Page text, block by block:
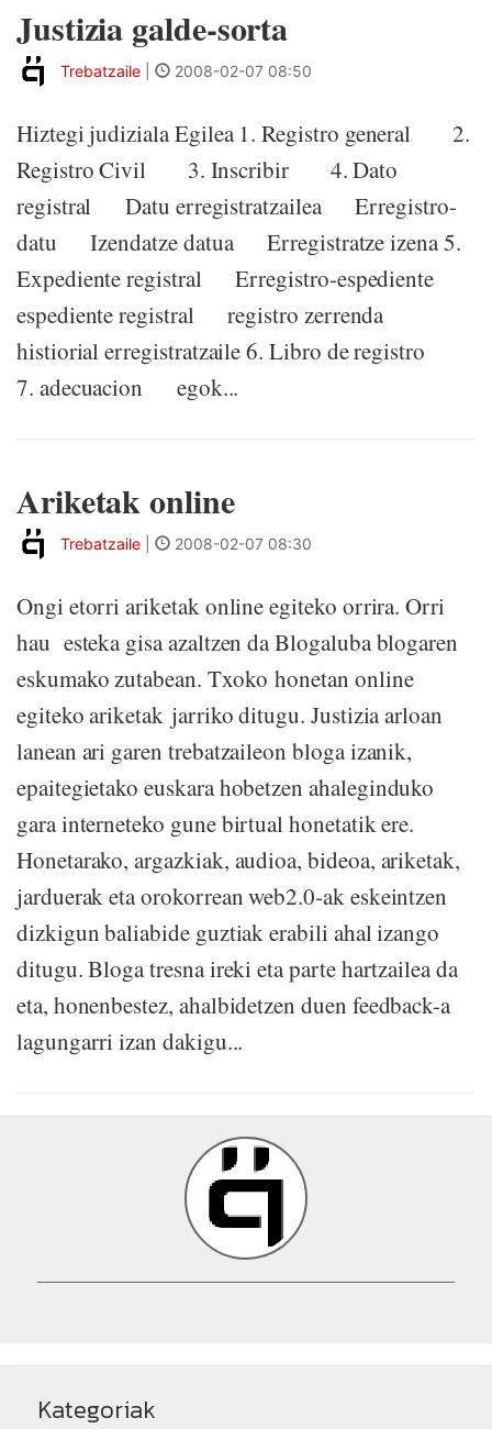
Justizia galde-sorta
Trebatzaile 2008-02-07 08:50
Hiztegi judiziala Egilea 1. Registro general 2.
Registro Civil 3. Inscribir 4. Dato
registral Datu erregistratzailea Erregistro-
datu Izendatze datua Erregistratze izena 5.
Expediente registral Erregistro-espediente
espediente registral registro zerrenda
histiorial erregistratzaile 6. Libro de registro
7. adecuacion egok...
Ariketak online
Trebatzaile 2008-02-07 08:30
Ongi etorri ariketak online egiteko orrira. Orri
hau esteka gisa azaltzen da Blogaluba blogaren
eskumako zutabean. Txoko honetan online
egiteko ariketak jarriko ditugu. Justizia arloan
lanean ari garen trebatzaileon bloga izanik,
epaitegietako euskara hobetzen ahaleginduko
gara interneteko gune birtual honetatik ere.
Honetarako, argazkiak, audioa, bideoa, ariketak,
jarduerak eta orokorrean web2.0-ak eskeintzen
dizkigun baliabide guztiak erabili ahal izango
ditugu. Bloga tresna ireki eta parte hartzailea da
eta, honenbestez, ahalbidetzen duen feedback-a
lagungarri izan dakigu...
Kategoriak